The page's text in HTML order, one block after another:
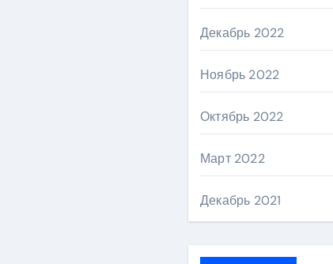
Декабрь 2022
Ноябрь 2022
Октябрь 2022
Март 2022
Декабрь 2021